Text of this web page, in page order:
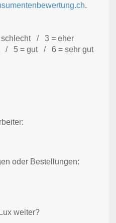
.
/ 3 = eher
/ 5 = gut / 6 = sehr gut
oder Bestellungen:
weiter?